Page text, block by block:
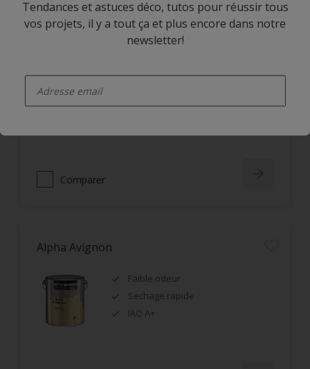
Alpha Rezisto Easy Clean Satin
salissures à la surface du film
à l'effet perlant
Comparer
Alpha Avignon
Faible odeur
Sechage rapide
IAQ A+
Tendances et astuces déco, tutos pour réussir tous
vos projets, il y a tout ça et plus encore dans notre
newsletter!